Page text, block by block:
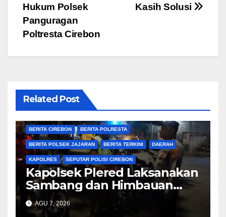
Kasih Solusi
Hukum Polsek
Panguragan
Poltresta Cirebon
Related Post
BERITA CIREBON BERITA POLRESTA
BERITA POLSEK JAJARAN BERITA TERKINI DAERAH
KAPOLRES SEPUTAR POLISI CIREBON
Kapolsek Plered Laksanakan
Sambang dan Himbauan
Kamtibmas
AGU 7, 2026